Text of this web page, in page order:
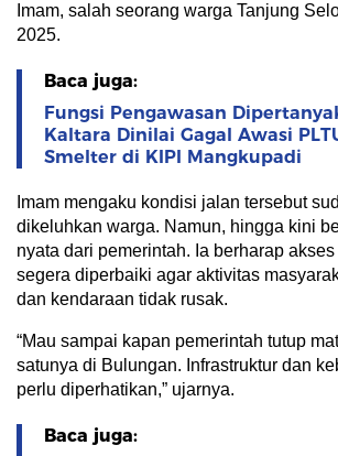
Imam, salah seorang warga Tanjung
2025.
Baca juga:
Fungsi Pengawasan
Kaltara Dinilai Gagal Awasi
Smelter di KIPI Mangkupadi
Imam mengaku kondisi jalan tersebut
dikeluhkan warga. Namun, hingga kini
nyata dari pemerintah. Ia berharap
segera diperbaiki agar aktivitas
dan kendaraan tidak rusak.
“Mau sampai kapan pemerintah tutup
satunya di Bulungan. Infrastruktur dan
perlu diperhatikan,” ujarnya.
Baca juga: